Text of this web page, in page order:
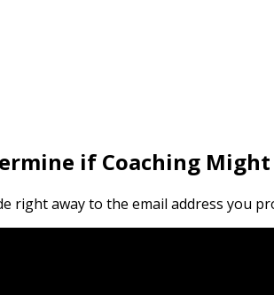
if Coaching
right away to the email address you